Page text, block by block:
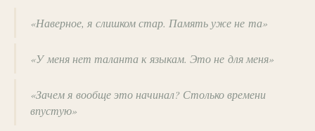
«Наверное, я слишком стар. Память уже не та»
«У меня нет таланта к языкам. Это не для меня»
«Зачем я вообще это начинал? Столько времени
впустую»